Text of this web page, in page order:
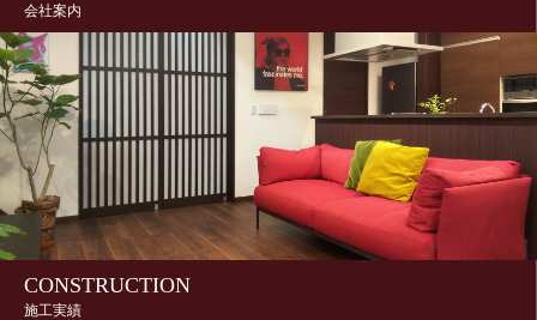
会社案内
CONSTRUCTION
施工実績